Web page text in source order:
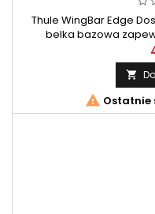
Thule WingBar Edge
belka bazowa

 Ostatnie